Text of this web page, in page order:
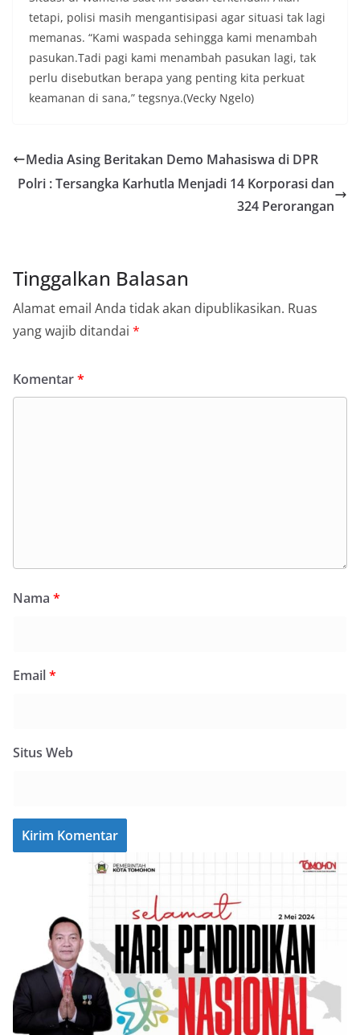
tetapi, polisi masih mengantisipasi agar situasi tak lagi
memanas. “Kami waspada sehingga kami menambah
pasukan.Tadi pagi kami menambah pasukan lagi, tak
perlu disebutkan berapa yang penting kita perkuat
keamanan di sana,” tegsnya.(Vecky Ngelo)
Media Asing Beritakan Demo Mahasiswa di DPR
Polri : Tersangka Karhutla Menjadi 14 Korporasi dan
324 Perorangan
Tinggalkan Balasan
Alamat email Anda tidak akan dipublikasikan. Ruas
yang wajib ditandai *
Komentar*
Nama *
Email*
Situs Web